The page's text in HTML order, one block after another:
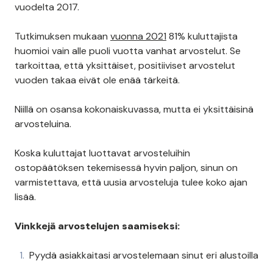
vuodelta 2017.
Tutkimuksen mukaan vuonna 2021 81% kuluttajista
huomioi vain alle puoli vuotta vanhat arvostelut. Se
tarkoittaa, että yksittäiset, positiiviset arvostelut
vuoden takaa eivät ole enää tärkeitä.
Niillä on osansa kokonaiskuvassa, mutta ei yksittäisinä
arvosteluina.
Koska kuluttajat luottavat arvosteluihin
ostopäätöksen tekemisessä hyvin paljon, sinun on
varmistettava, että uusia arvosteluja tulee koko ajan
lisää.
Vinkkejä arvostelujen saamiseksi:
Pyydä asiakkaitasi arvostelemaan sinut eri alustoilla